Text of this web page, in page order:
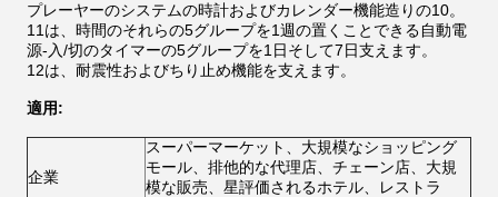
プレーヤーのシステムの時計およびカレンダー機能造りの10。
11は、時間のそれらの5グループを1週の置くことできる自動電
源-入/切のタイマーの5グループを1日そして7日支えます。
12は、耐震性およびちり止め機能を支えます。
適用:
企業
スーパーマーケット、大規模なショッピング
モール、排他的な代理店、チェーン店、大規
模な販売、星評価されるホテル、レストラ